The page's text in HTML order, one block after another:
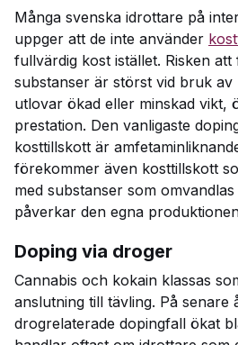
Många svenska idrottare på
uppger att de inte använder
fullvärdig kost istället. Risken att
substanser är störst vid bruk av
utlovar ökad eller minskad vikt,
prestation. Den vanligaste
kosttillskott är
förekommer även kosttillskott
med substanser som
påverkar den egna
Doping via droger
Cannabis och kokain klassas
anslutning till tävling. På senare
drogrelaterade dopingfall ökat